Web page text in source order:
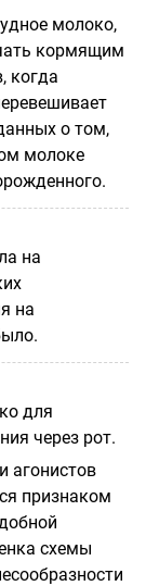
молоко,
кормящим
когда
о том,
молоке
на
на
для
через рот.
агонистов
признаком
схемы